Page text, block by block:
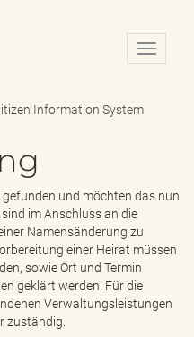
N
a
o
i
/
Information System
und möchten das nun
im Anschluss an die
Namensänderung zu
einer Heirat müssen
sowie Ort und Termin
geklärt werden. Für die
Verwaltungsleistungen
zuständig.